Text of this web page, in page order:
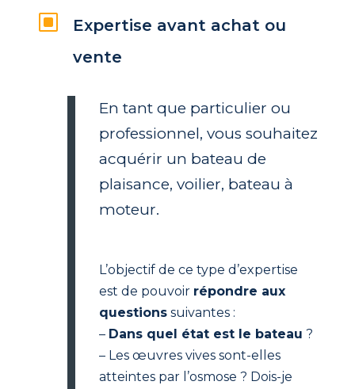
W
Expertise avant achat ou
vente
En tant que particulier ou
professionnel, vous souhaitez
acquérir un bateau de
plaisance, voilier, bateau à
moteur.
L’objectif de ce type d’expertise
est de pouvoir répondre aux
questionssuivantes :
– Dans quel état est le bateau ?
– Les œuvres vives sont-elles
atteintes par l’osmose ? Dois-je